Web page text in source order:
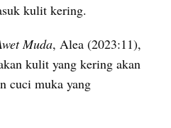
kulit kering.
Muda, Alea (2023:11),
kulit yang kering akan
cuci muka yang